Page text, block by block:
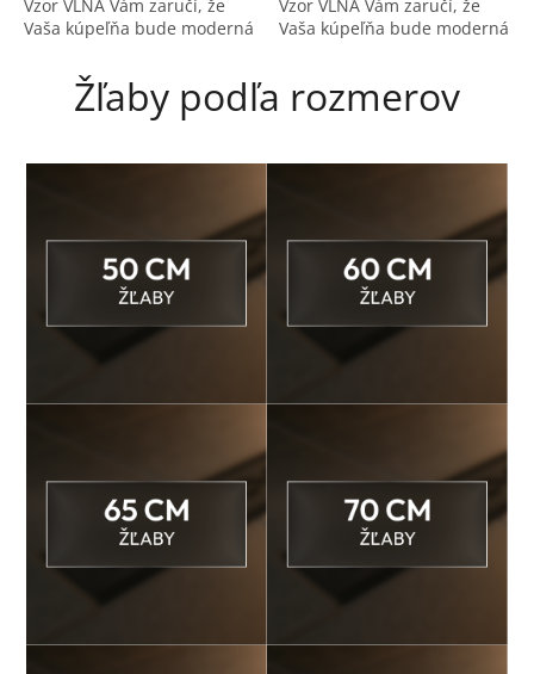
Vzor VLNA Vám zaručí, že
Vaša kúpeľňa bude moderná
prevedenie, že Vám aj
mnoho rokov vydrží.
Vzor VLNA Vám zaručí, že
Vaša kúpeľňa bude moderná
mnoho rokov vydrží.
Žľaby podľa rozmerov